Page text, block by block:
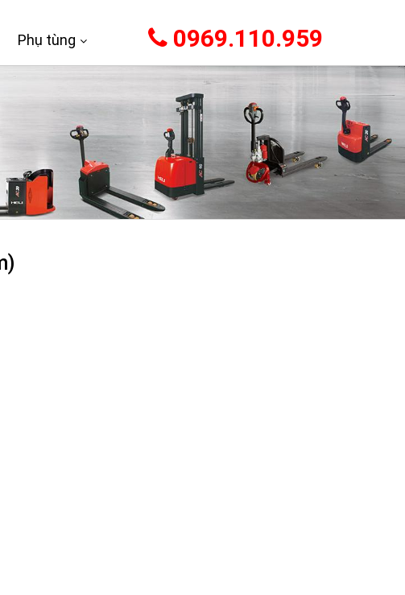
Phụ tùng 0969.110.959